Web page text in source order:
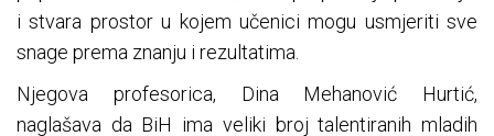
i stvara prostor u kojem učenici mogu usmjeriti sve
snage prema znanju i rezultatima.
Njegova profesorica, Dina Mehanović Hurtić,
naglašava da BiH ima veliki broj talentiranih mladih